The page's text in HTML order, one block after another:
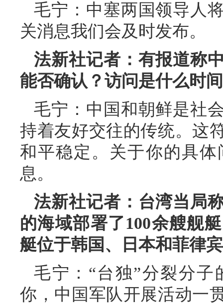
毛宁：中塞两国领导人
关消息我们会及时发布。
法新社记者：有报道称
能否确认？访问是什么时
毛宁：中国和朝鲜是社
持着友好交往的传统。这
和平稳定。关于你的具
息。
法新社记者：台湾当局
的海域部署了100余艘舰
艇位于韩国、日本和菲律
毛宁：“台独”分裂分
你，中国军队开展活动一